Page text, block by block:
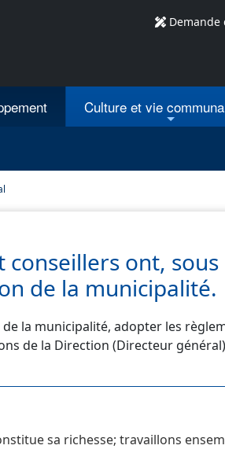
Demande
Culture et vie
conseillers ont,
de la municipalité.
la municipalité, adopter les
de la Direction (Directeur
sa richesse; travaillons